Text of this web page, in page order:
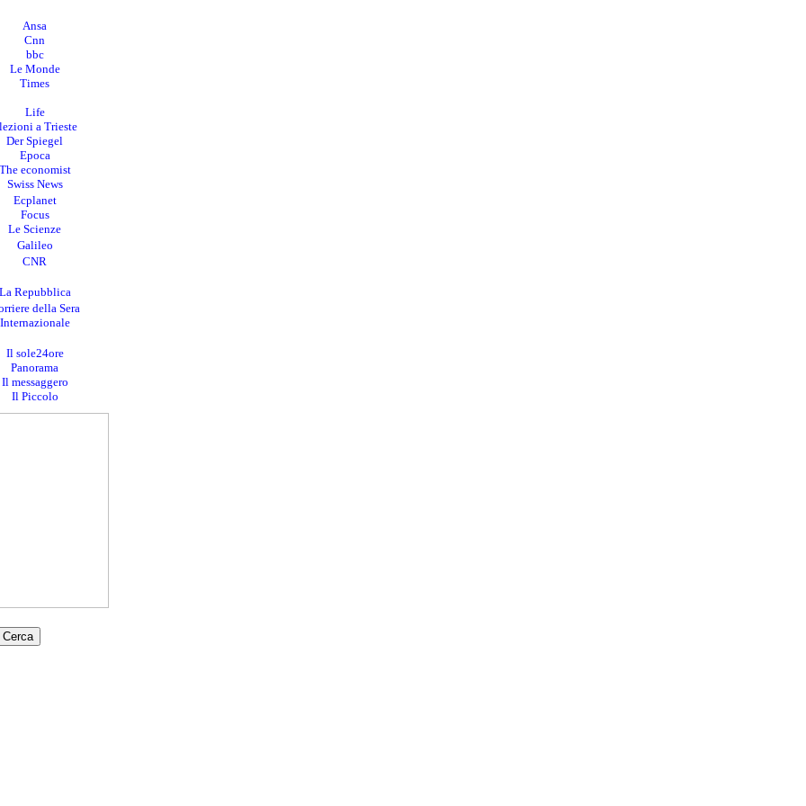
Ansa
Cnn
bbc
Le Monde
Times
Life
a Trieste
Der Spiegel
Epoca
economist
Swiss News
Ecplanet
Focus
Le Scienze
Galileo
CNR
Repubblica
della Sera
Internazionale
Il sole24ore
Panorama
Il messaggero
Il Piccolo